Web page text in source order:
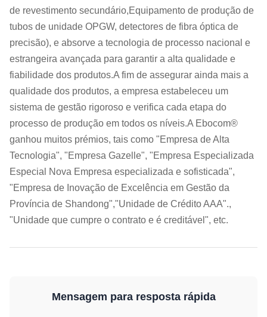
de revestimento secundário,Equipamento de produção de
tubos de unidade OPGW, detectores de fibra óptica de
precisão), e absorve a tecnologia de processo nacional e
estrangeira avançada para garantir a alta qualidade e
fiabilidade dos produtos.A fim de assegurar ainda mais a
qualidade dos produtos, a empresa estabeleceu um
sistema de gestão rigoroso e verifica cada etapa do
processo de produção em todos os níveis.A Ebocom®
ganhou muitos prémios, tais como "Empresa de Alta
Tecnologia", "Empresa Gazelle", "Empresa Especializada
Especial Nova Empresa especializada e sofisticada",
"Empresa de Inovação de Excelência em Gestão da
Província de Shandong","Unidade de Crédito AAA".,
"Unidade que cumpre o contrato e é creditável", etc.
Mensagem para resposta rápida